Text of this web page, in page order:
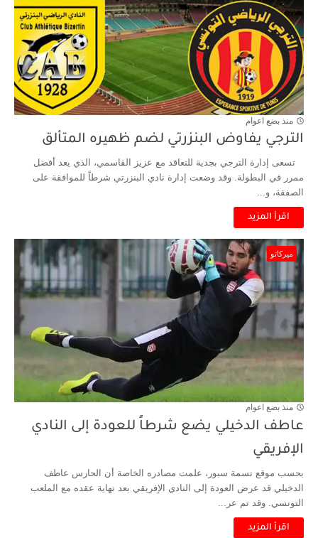
منذ بضع اعوام
الترجي يفاوض البنزرتي لضم ظهيره المتألق
تسعى إدارة الترجي بجدية للتعاقد مع عزيز القاسمي، الذي يعد أفضل
ممرر في البطولة. وقد وضعت إدارة نادي البنزرتي شرطاً للموافقة على
الصفقة، و...
اقرأ المزيد
ميركاتو
منذ بضع اعوام
عاطف الدخيلي يضع شرطاً للعودة إلى النادي
الإفريقي
بحسب موقع نسمة سبور، علمت مصادره الخاصة أن الحارس عاطف
الدخيلي قد عرض العودة إلى النادي الإفريقي بعد نهاية عقده مع الملعب
التونسي. وقد تم عر...
اقرأ المزيد